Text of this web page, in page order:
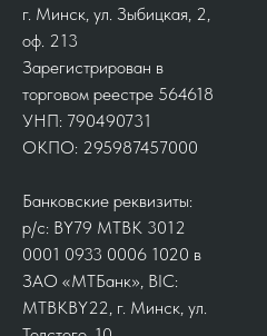
г. Минск, ул. Зыбицкая, 2,
оф. 213
Зарегистрирован в
торговом реестре 564618
УНП: 790490731
ОКПО: 295987457000
Банковские реквизиты:
р/с: BY79 MTBK 3012
0001 0933 0006 1020 в
ЗАО «МТБанк», BIC:
MTBKBY22, г. Минск, ул.